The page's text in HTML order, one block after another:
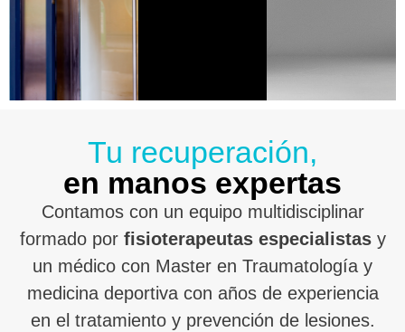
Tu recuperación,
en manos expertas
Contamos con un equipo multidisciplinar
formado por fisioterapeutas especialistasy
un médico con Master en Traumatología y
medicina deportiva con años de experiencia
en el tratamiento y prevención de lesiones.